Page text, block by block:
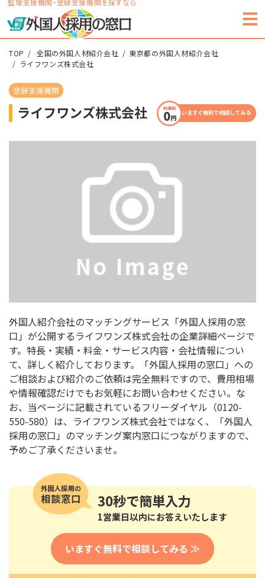
監理支援機関・登録支援機関を探すなら
TOP 全国の外国人材紹介会社
東京都の外国人材紹介会社
ライフワンズ株式会社
登録支援機関
ライフワンズ株式会社 いますぐ無料で相談してみる
外国人紹介会社のマッチングサービス「外国人採用の窓
口」が公開するライフワンズ株式会社の企業詳細ページで
す。特長・実績・料金・サービス内容・会社情報につい
て、詳しく紹介しております。「外国人採用の窓口」への
ご相談および紹介のご依頼は完全無料ですので、費用相場
や情報確認だけでもお気軽にお問い合わせください。な
お、当ページに記載されているフリーダイヤル（0120-
550-580）は、ライフワンズ株式会社ではなく、「外国人
採用の窓口」のマッチング案内窓口につながりますので、
予めご了承くださいませ。
30秒で簡単入力
1営業日以内にお答えいたします
いますぐ無料で相談してみる ≫